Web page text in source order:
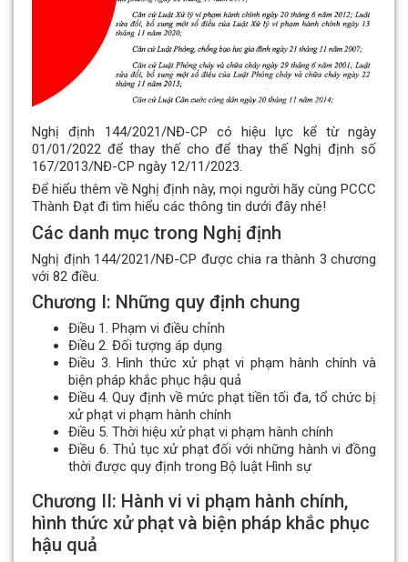
Nghị định 144/2021/NĐ-CP có hiệu lực kể từ ngày
01/01/2022 để thay thế cho để thay thế Nghị định số
167/2013/NĐ-CP ngày 12/11/2023.
Để hiểu thêm về Nghị định này, mọi người hãy cùng PCCC
Thành Đạt đi tìm hiểu các thông tin dưới đây nhé!
Các danh mục trong Nghị định
Nghị định 144/2021/NĐ-CP được chia ra thành 3 chương
với 82 điều.
Chương I: Những quy định chung
Điều 1. Phạm vi điều chỉnh
Điều 2. Đối tượng áp dụng
Điều 3. Hình thức xử phạt vi phạm hành chính và
biện pháp khắc phục hậu quả
Điều 4. Quy định về mức phạt tiền tối đa, tổ chức bị
xử phạt vi phạm hành chính
Điều 5. Thời hiệu xử phạt vi phạm hành chính
Điều 6. Thủ tục xử phạt đối với những hành vi đồng
thời được quy định trong Bộ luật Hình sự
Chương II: Hành vi vi phạm hành chính,
hình thức xử phạt và biện pháp khắc phục
hậu quả